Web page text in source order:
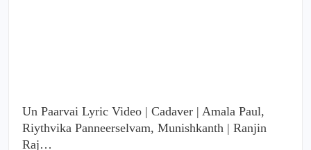
Un Paarvai Lyric Video | Cadaver | Amala Paul,
Riythvika Panneerselvam, Munishkanth | Ranjin
Raj…